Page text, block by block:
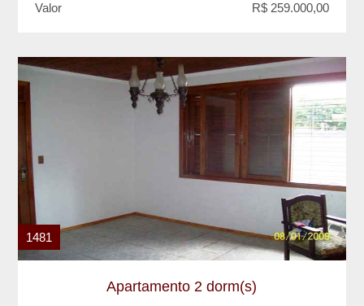
Valor R$ 259.000,00
1481
Apartamento 2 dorm(s)